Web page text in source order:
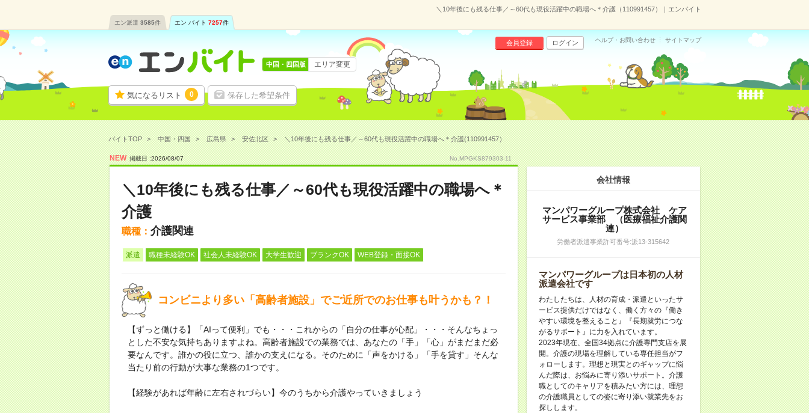
＼10年後にも残る仕事／～60代も現役活躍中の職場へ＊介護（110991457）｜エンバイト
エン派遣 3585件 エン バイト 7257件
気になるリスト 0 保存した希望条件
会員登録 ログイン ヘルプ・お問い合わせ サイトマップ
中国・四国版 エリア変更
バイトTOP 中国・四国 広島県 安佐北区 ＼10年後にも残る仕事／～60代も現役活躍中の職場へ＊介護(110991457）
NEW 掲載日 :2026/08/07 No.MPGKS879303-11
＼10年後にも残る仕事／～60代も現役活躍中の職場へ＊
介護
職種： 介護関連
派遣 職種未経験OK 社会人未経験OK 大学生歓迎 ブランクOK WEB登録・面接OK
コンビニより多い「高齢者施設」でご近所でのお仕事も叶うかも？！
【ずっと働ける】「AIって便利」でも・・・これからの「自分の仕事が心配」・・・そんなちょっ
とした不安な気持ちありますよね。高齢者施設での業務では、あなたの「手」「心」がまだまだ必
要なんです。誰かの役に立つ、誰かの支えになる。そのために「声をかける」「手を貸す」そんな
当たり前の行動が大事な業務の1つです。
【経験があれば年齢に左右されづらい】今のうちから介護やっていきましょう
会社情報
マンパワーグループ株式会社 ケア
サービス事業部 （医療福祉介護関
連）
労働者派遣事業許可番号:派13-315642
マンパワーグループは日本初の人材
派遣会社です
わたしたちは、人材の育成・派遣といったサ
ービス提供だけではなく、働く方々の『働き
やすい環境を整えること』『長期就労につな
がるサポート』に力を入れています。
2023年現在、全国34拠点に介護専門支店を展
開。介護の現場を理解している専任担当がフ
ォローします。理想と現実とのギャップに悩
んだ際は、お悩みに寄り添いサポート。介護
職としてのキャリアを積みたい方には、理想
の介護職員としての姿に寄り添い就業先をお
探しします。